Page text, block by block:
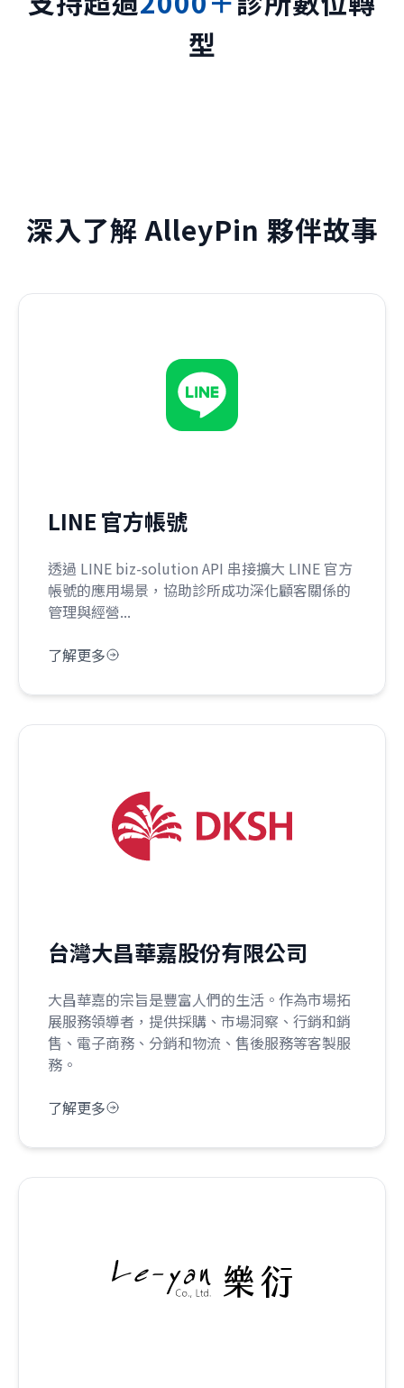
型
深入了解 AlleyPin 夥伴故事
LINE 官方帳號
透過 LINE biz-solution API 串接擴大 LINE 官方
帳號的應用場景，協助診所成功深化顧客關係的
管理與經營...
了解更多
台灣大昌華嘉股份有限公司
大昌華嘉的宗旨是豐富人們的生活。作為市場拓
展服務領導者，提供採購、市場洞察、行銷和銷
售、電子商務、分銷和物流、售後服務等客製服
務。
了解更多